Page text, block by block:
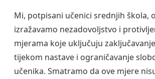
Mi, potpisani učenici srednjih škola,
izražavamo nezadovoljstvo i
mjerama koje uključuju
tijekom nastave i ograničavanje
učenika. Smatramo da ove mjere